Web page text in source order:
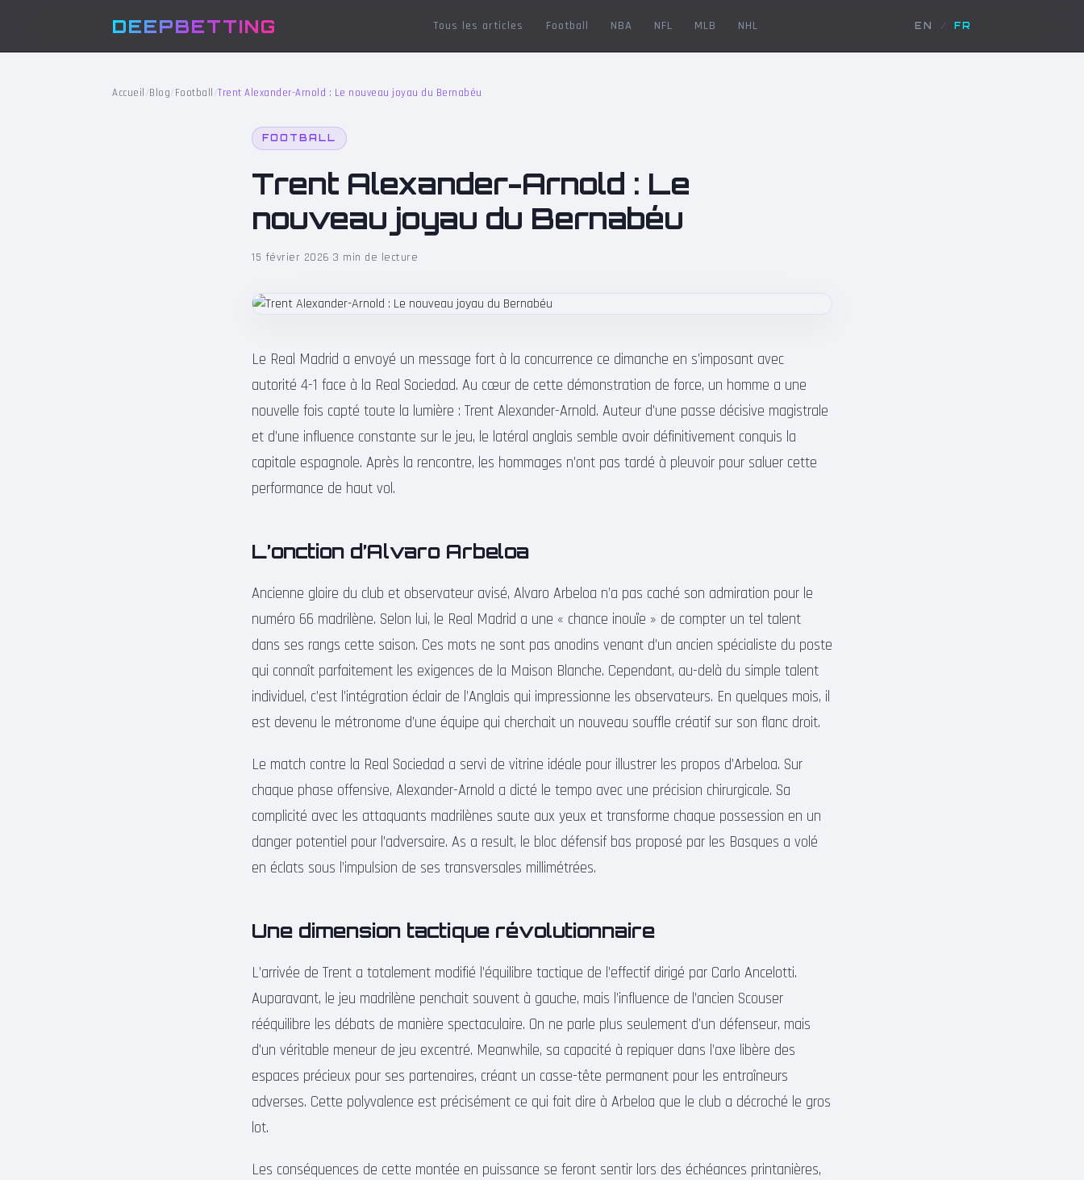
DEEPBETTING Tous les articles Football NBA NFL MLB NHL EN / FR
Accueil /Blog/Football /Trent Alexander-Arnold : Le nouveau joyau du Bernabéu
FOOTBALL
Trent Alexander-Arnold : Le
nouveau joyau du Bernabéu
15 février 2026·3 min de lecture
Le Real Madrid a envoyé un message fort à la concurrence ce dimanche en s’imposant avec
autorité 4-1 face à la Real Sociedad. Au cœur de cette démonstration de force, un homme a une
nouvelle fois capté toute la lumière : Trent Alexander-Arnold. Auteur d’une passe décisive magistrale
et d’une influence constante sur le jeu, le latéral anglais semble avoir définitivement conquis la
capitale espagnole. Après la rencontre, les hommages n’ont pas tardé à pleuvoir pour saluer cette
performance de haut vol.
L’onction d’Alvaro Arbeloa
Ancienne gloire du club et observateur avisé, Alvaro Arbeloa n’a pas caché son admiration pour le
numéro 66 madrilène. Selon lui, le Real Madrid a une « chance inouïe » de compter un tel talent
dans ses rangs cette saison. Ces mots ne sont pas anodins venant d’un ancien spécialiste du poste
qui connaît parfaitement les exigences de la Maison Blanche. Cependant, au-delà du simple talent
individuel, c’est l’intégration éclair de l’Anglais qui impressionne les observateurs. En quelques mois, il
est devenu le métronome d’une équipe qui cherchait un nouveau souffle créatif sur son flanc droit.
Le match contre la Real Sociedad a servi de vitrine idéale pour illustrer les propos d’Arbeloa. Sur
chaque phase offensive, Alexander-Arnold a dicté le tempo avec une précision chirurgicale. Sa
complicité avec les attaquants madrilènes saute aux yeux et transforme chaque possession en un
danger potentiel pour l’adversaire. As a result, le bloc défensif bas proposé par les Basques a volé
en éclats sous l’impulsion de ses transversales millimétrées.
Une dimension tactique révolutionnaire
L’arrivée de Trent a totalement modifié l’équilibre tactique de l’effectif dirigé par Carlo Ancelotti.
Auparavant, le jeu madrilène penchait souvent à gauche, mais l’influence de l’ancien Scouser
rééquilibre les débats de manière spectaculaire. On ne parle plus seulement d’un défenseur, mais
d’un véritable meneur de jeu excentré. Meanwhile, sa capacité à repiquer dans l’axe libère des
espaces précieux pour ses partenaires, créant un casse-tête permanent pour les entraîneurs
adverses. Cette polyvalence est précisément ce qui fait dire à Arbeloa que le club a décroché le gros
lot.
Les conséquences de cette montée en puissance se feront sentir lors des échéances printanières,